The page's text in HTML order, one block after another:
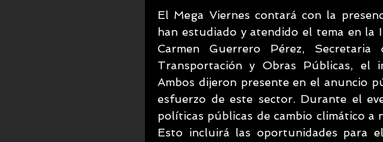
El Mega Viernes contará con la
han estudiado y atendido el tema en la
Carmen Guerrero Pérez,
Transportación y Obras Públicas, el
Ambos dijeron presente en el anuncio
esfuerzo de este sector. Durante el
políticas públicas de cambio climático a
Esto incluirá las oportunidades para